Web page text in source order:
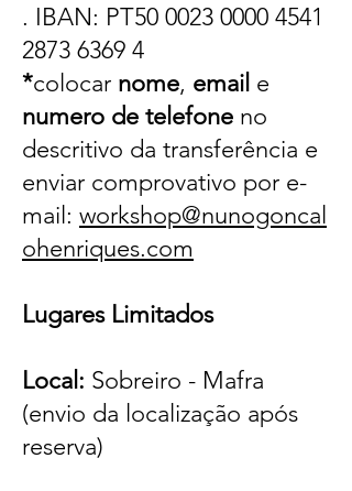
. IBAN: PT50 0023 0000 4541
2873 6369 4
*colocar nome, email e
numero de telefone no
descritivo da transferência e
enviar comprovativo por e-
mail: workshop@nunogoncal
ohenriques.com
Lugares Limitados
Local: Sobreiro - Mafra
(envio da localização após
reserva)